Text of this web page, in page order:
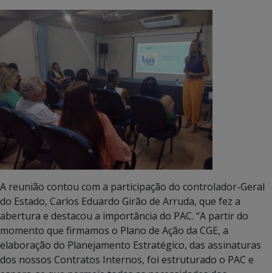
A reunião contou com a participação do controlador-Geral
do Estado, Carlos Eduardo Girão de Arruda, que fez a
abertura e destacou a importância do PAC. “A partir do
momento que firmamos o Plano de Ação da CGE, a
elaboração do Planejamento Estratégico, das assinaturas
dos nossos Contratos Internos, foi estruturado o PAC e